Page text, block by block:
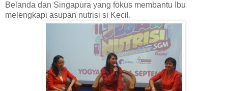
Belanda dan Singapura yang fokus membantu Ibu
melengkapi asupan nutrisi si Kecil.